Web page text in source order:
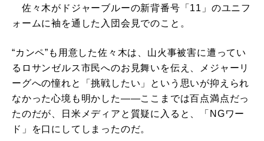
佐々木がドジャーブルーの新背番号「11」のユニフ
ォームに袖を通した入団会見でのこと。
“カンペ”も用意した佐々木は、山火事被害に遭ってい
るロサンゼルス市民へのお見舞いを伝え、メジャーリ
ーグへの憧れと「挑戦したい」という思いが抑えられ
なかった心境も明かした――ここまでは百点満点だっ
たのだが、日米メディアと質疑に入ると、「NGワー
ド」を口にしてしまったのだ。